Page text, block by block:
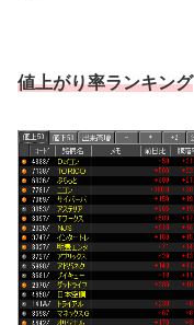
値上がり率ランキング